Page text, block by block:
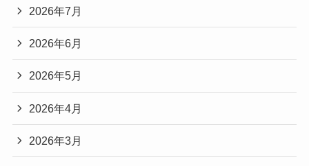
2026年7月
2026年6月
2026年5月
2026年4月
2026年3月